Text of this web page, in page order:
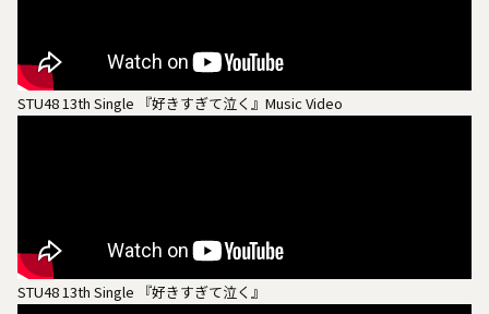
STU48 13th Single 『好きすぎて泣く』Music Video
STU48 13th Single 『好きすぎて泣く』